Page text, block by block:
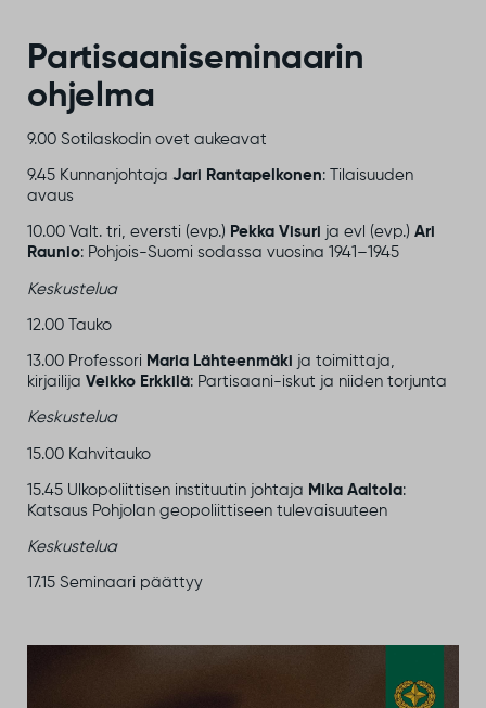
Partisaaniseminaarin
ohjelma
9.00 Sotilaskodin ovet aukeavat
9.45 Kunnanjohtaja Jari Rantapelkonen: Tilaisuuden
avaus
10.00 Valt. tri, eversti (evp.) Pekka Visuri ja evl (evp.) Ari
Raunio: Pohjois-Suomi sodassa vuosina 1941–1945
Keskustelua
12.00 Tauko
13.00 Professori Maria Lähteenmäki ja toimittaja,
kirjailija Veikko Erkkilä: Partisaani-iskut ja niiden torjunta
Keskustelua
15.00 Kahvitauko
15.45 Ulkopoliittisen instituutin johtaja Mika Aaltola:
Katsaus Pohjolan geopoliittiseen tulevaisuuteen
Keskustelua
17.15 Seminaari päättyy